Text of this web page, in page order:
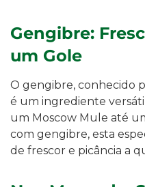
Gengibre:
um Gole
O gengibre, conhecido
é um ingrediente
um Moscow Mule até
com gengibre, esta
de frescor e picância a